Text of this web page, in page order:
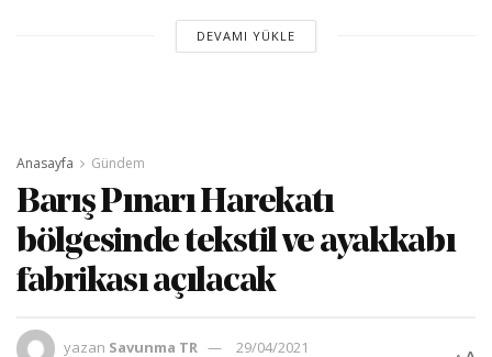
DEVAMI YÜKLE
Anasayfa Gündem
Barış Pınarı Harekatı
bölgesinde tekstil ve ayakkabı
fabrikası açılacak
yazan Savunma TR 29/04/2021